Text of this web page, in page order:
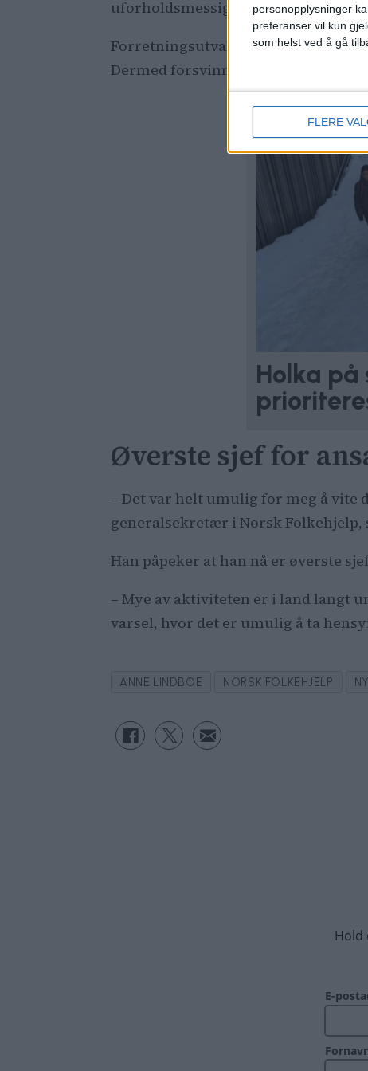
personopplysninger
preferanser vil kun
som helst ved å gå
FLERE
uforholdsmessig vanskelighet
Forretningsutvalget gikk
Dermed forsvinner Raymond
Holka på
Øverste sjef for
– Det var helt umulig for meg å vite
generalsekretær i Norsk Folkehjelp,
Han påpeker at han nå er øverste
– Mye av aktiviteten er i land langt
varsel, hvor det er umulig å ta
ANNE LINDBOE NORSK FOLKEHJELP